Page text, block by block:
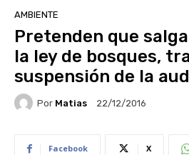
AMBIENTE
Pretenden que
la ley de bosques,
suspensión de la
Por Matias 22/12/2016
Facebook X